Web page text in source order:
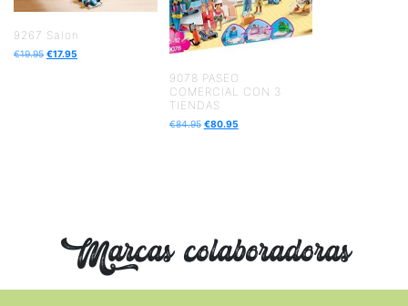
9267 Salon
€19.95 €17.95
9078 PASEO
COMERCIAL CON 3
TIENDAS
€84.95 €80.95
Marcas colaboradoras